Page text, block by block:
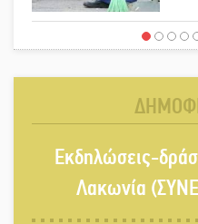
Νέα
Εκδηλώσεις-
Λακωνία